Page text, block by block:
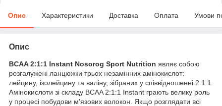
Опис Характеристики Доставка Оплата Умови
Опис
BCAA 2:1:1 Instant Nosorog Sport Nutrition являє собою
розгалужені ланцюжки трьох незамінних амінокислот:
лейцину, ізолейцину та валіну, зібраних у співвідношенні 2:1:1.
Амінокислоти зі складу BCAA 2:1:1 Instant грають велику роль
у процесі побудови м'язових волокон. Якщо розглядати всі